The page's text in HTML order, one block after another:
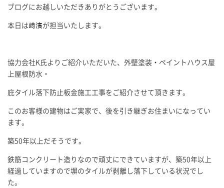
ブログにお越しいただきありがとうございます。
本日は﨑濱が担当いたします。
協力会社K氏よりご紹介いただいた、外壁塗装・ペイントハウス屋
上屋根防水・
庇タイル落下防止板金施工工事をご紹介させて頂きます。
このお客様の建物はご実家で、後を引き継ぎお住まいになってい
ます。
築50年以上だそうです。
鉄筋コンクリート造りなので頑丈にできていますが、築50年以上
経過していますので塀のタイルが剥離し落下している状況でし
た。